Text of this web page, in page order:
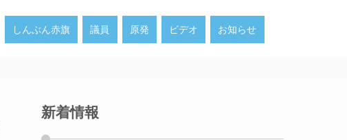
しんぶん赤旗 議員 原発 ビデオ お知らせ
新着情報